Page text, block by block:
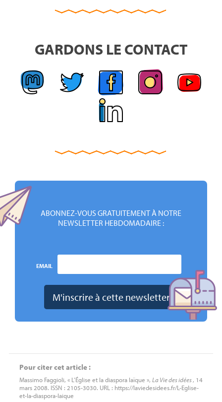
GARDONS LE CONTACT
ABONNEZ-VOUS GRATUITEMENT À NOTRE
NEWSLETTER HEBDOMADAIRE :
EMAIL
Pour citer cet article :
Massimo Faggioli, « L’Église et la diaspora laïque », La Vie des idées, 14
mars 2008. ISSN : 2105-3030. URL : https://laviedesidees.fr/L-Eglise-
et-la-diaspora-laique